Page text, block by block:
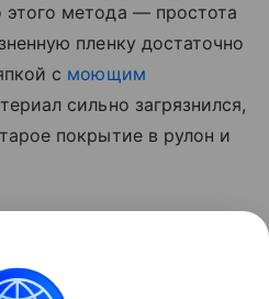
метода — простота
пленку достаточно
с моющим
сильно загрязнился,
покрытие в рулон и
проверять состояние